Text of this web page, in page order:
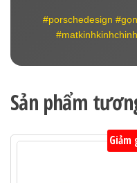
#porschedesign
Sản phẩm
Giảm